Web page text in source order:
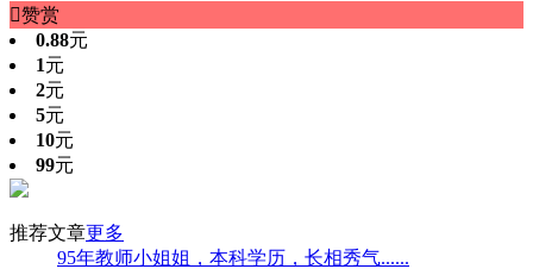
赞赏
0.88元
1元
2元
5元
10元
99元
推荐文章更多
95年教师小姐姐，本科学历，长相秀气......